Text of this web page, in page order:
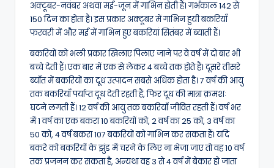
अक्टूबर-नवंबर अथवा मई-जून में गाभिन होती हैं। गर्भकाल 142 से
150 दिन का होता है। इस प्रकार अक्टूबर में गाभिन हुयी बकरियाँ
फरवरी में और मई में गाभिन हुए बकरियां सितंबर में ब्याती हैं।
बकरियों को भली प्रकार खिलाए पिलाए जाने पर वे वर्ष में दो बार भी
बच्चे देती हैं। एक बार में एक से लेकर 4 बच्चे तक होते हैं। दूसरे तीसरे
ब्याँत में बकरियों का दूध उत्पादन सबसे अधिक होता है। 7 वर्ष की आयु
तक बकरियाँ पर्याप्त दूध देती रहती हैं, फिर दूध की मात्रा क्रमशः
घटने लगती हैं। 12 वर्ष की आयु तक बकरियाँ जीवित रहती हैं। वर्ष भर
में 1 वर्ष का एक बकरा 10 बकरियों को, 2 वर्ष का 25 को, 3 वर्ष का
50 को, 4 वर्ष बकरा 107 बकरियों को गाभिन कर सकता हैं। यदि
बकरे को बकरियों के झुंड में चरने के लिए ना भेजा जाए तो वह 10 वर्ष
तक प्रजनन कर सकता है, अन्यथा वह 3 से 4 वर्ष में बेकार हो जाता